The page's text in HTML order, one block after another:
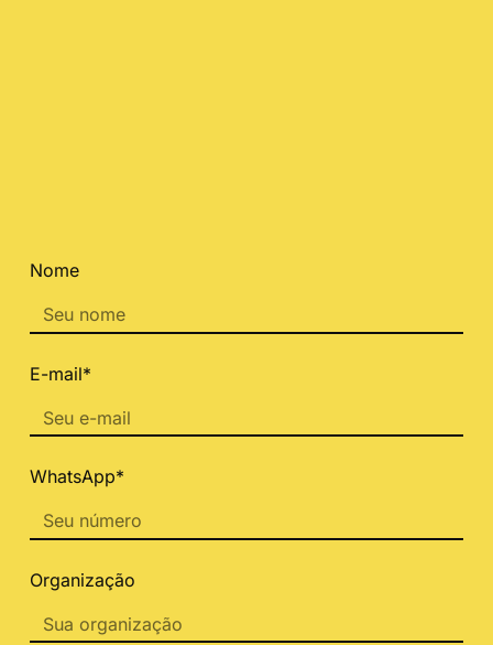
Nome
E-mail*
WhatsApp*
Organização